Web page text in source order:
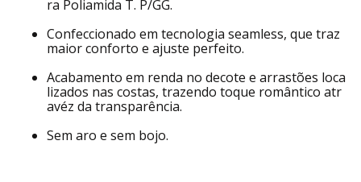
ra Poliamida T. P/GG.
Confeccionado em tecnologia seamless, que traz
maior conforto e ajuste perfeito.
Acabamento em renda no decote e arrastões loca
lizados nas costas, trazendo toque romântico atr
avéz da transparência.
Sem aro e sem bojo.